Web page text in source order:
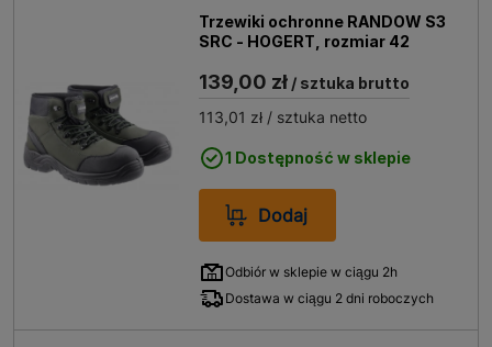
Trzewiki ochronne RANDOW S3
SRC - HOGERT, rozmiar 42
139,00 zł / sztuka brutto
113,01 zł / sztuka netto
1 Dostępność w sklepie
Dodaj
Odbiór w sklepie w ciągu 2h
Dostawa w ciągu 2 dni roboczych